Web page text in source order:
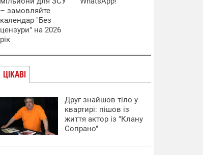
– замовляйте
календар "Без
цензури" на 2026
рік
ЦІКАВІ
Друг знайшов тіло у
квартирі: пішов із
життя актор із "Клану
Сопрано"